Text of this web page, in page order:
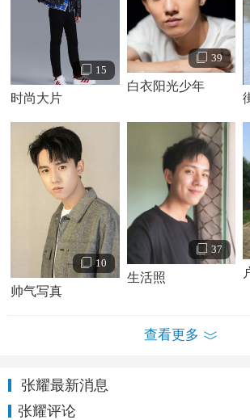
张耀演绎经历：
15
时尚大片
39
白衣阳光少年
10
帅气写真
37
生活照
查看更多
张耀最新消息
张耀评论